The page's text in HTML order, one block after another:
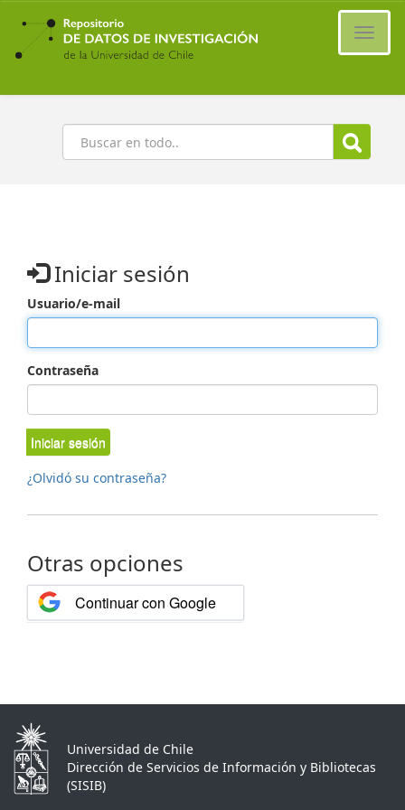
Ir
contenido
principal
Buscar
Iniciar sesión
Usuario/e-mail
Contraseña
Iniciar sesión
¿Olvidó su contraseña?
Otras opciones
Continuar con Google
Universidad de Chile
Dirección de Servicios de Información y Bibliotecas
(SISIB)